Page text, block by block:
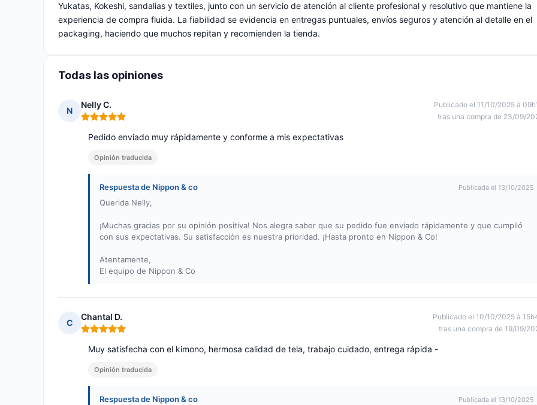
Yukatas, Kokeshi, sandalias y textiles, junto con un servicio de atención al cliente profesional y resolutivo que mantiene la
experiencia de compra fluida. La fiabilidad se evidencia en entregas puntuales, envíos seguros y atención al detalle en el
packaging, haciendo que muchos repitan y recomienden la tienda.
Todas las opiniones
N
Nelly C.
Nota: 5 de 5
Publicado el 11/10/2025 à
tras una compra de 23/09/
Pedido enviado muy rápidamente y conforme a mis expectativas
Opinión traducida
Respuesta de Nippon & co Publicada el 13/10/2025
Querida Nelly,
¡Muchas gracias por su opinión positiva! Nos alegra saber que su pedido fue enviado rápidamente y que cumplió
con sus expectativas. Su satisfacción es nuestra prioridad. ¡Hasta pronto en Nippon & Co!
Atentamente,
El equipo de Nippon & Co
C
Chantal D.
Nota: 5 de 5
Publicado el 10/10/2025 à
tras una compra de 19/09/
Muy satisfecha con el kimono, hermosa calidad de tela, trabajo cuidado, entrega rápida -
Opinión traducida
Respuesta de Nippon & co Publicada el 13/10/2025